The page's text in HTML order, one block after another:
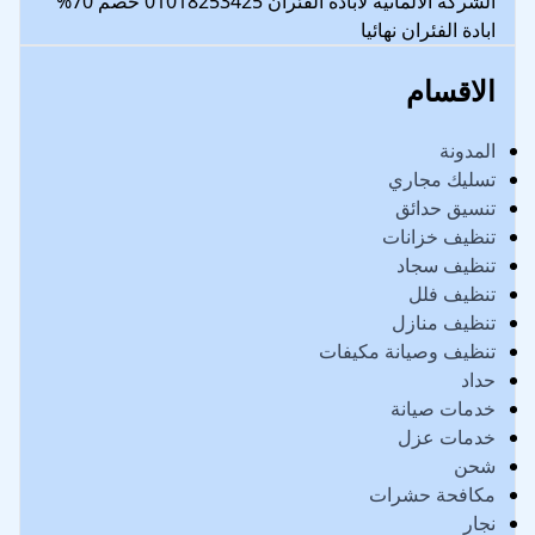
ابادة الفئران نهائيا
الاقسام
المدونة
تسليك مجاري
تنسيق حدائق
تنظيف خزانات
تنظيف سجاد
تنظيف فلل
تنظيف منازل
تنظيف وصيانة مكيفات
حداد
خدمات صيانة
خدمات عزل
شحن
مكافحة حشرات
نجار